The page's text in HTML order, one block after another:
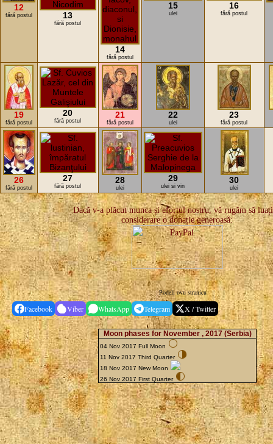
12
fără postul 13
fără postul
14
fără postul
15
ulei
16
fără postul
19
fără postul
20
fără postul
21
fără postul
22
ulei
23
fără postul
26
fără postul
27
fără postul
28
ulei
29
ulei si vin
30
ulei
Dacă v-a plăcut munca și efortul nostru, vă rugăm să
considerare o donație generoasă:
Podeli ovu stranicu
Facebook Viber WhatsApp Telegram X / Twitter
Moon phases for November , 2017 (Serbia)
04 Nov 2017 Full Moon
11 Nov 2017 Third Quarter
18 Nov 2017 New Moon
26 Nov 2017 First Quarter